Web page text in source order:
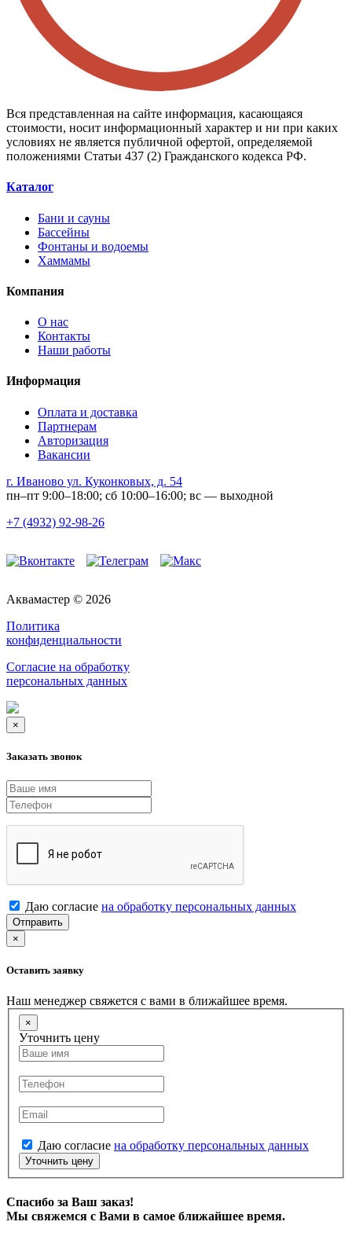
Вся представленная на сайте информация, касающаяся
стоимости, носит информационный характер и ни при каких
условиях не является публичной офертой, определяемой
положениями Статьи 437 (2) Гражданского кодекса РФ.
Каталог
Бани и сауны
Бассейны
Фонтаны и водоемы
Хаммамы
Компания
О нас
Контакты
Наши работы
Информация
Оплата и доставка
Партнерам
Авторизация
Вакансии
г. Иваново ул. Куконковых, д. 54
пн–пт 9:00–18:00; сб 10:00–16:00; вс — выходной
+7 (4932) 92-98-26
Аквамастер © 2026
Политика
конфиденциальности
Согласие на обработку
персональных данных
×
Заказать звонок
Даю согласие на обработку персональных данных
Отправить
×
Оставить заявку
Наш менеджер свяжется с вами в ближайшее время.
×
Уточнить цену
Даю согласие на обработку персональных данных
Уточнить цену
Спасибо за Ваш заказ!
Мы свяжемся с Вами в самое ближайшее время.